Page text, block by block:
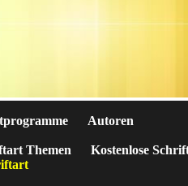
Autoren
Themen
Kostenlose